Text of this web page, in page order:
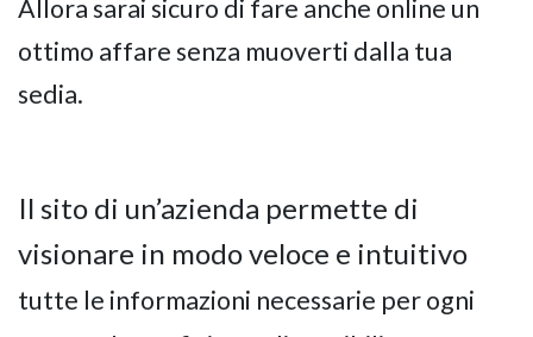
Allora sarai sicuro di fare anche online un
ottimo affare senza muoverti dalla tua
sedia.
Il sito di un’azienda permette di
visionare in modo veloce e intuitivo
tutte le informazioni necessarie per ogni